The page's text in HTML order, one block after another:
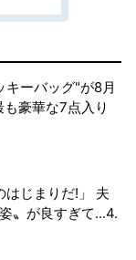
ーバッグ"が8月
豪華な7点入り
はじまりだ!」 夫
〟が良すぎて...4.